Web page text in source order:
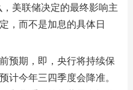
美联储决定的最终影响主
，而不是加息的具体日
预期，即，央行将持续保
计今年三四季度会降准。